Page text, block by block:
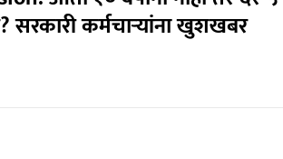
सरकारी कर्मचाऱ्यांना खुशखबर